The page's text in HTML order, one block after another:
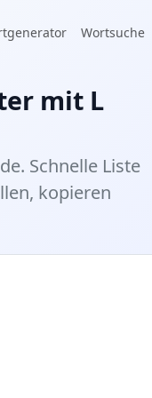
Wortsuche
mit L
Schnelle Liste
kopieren